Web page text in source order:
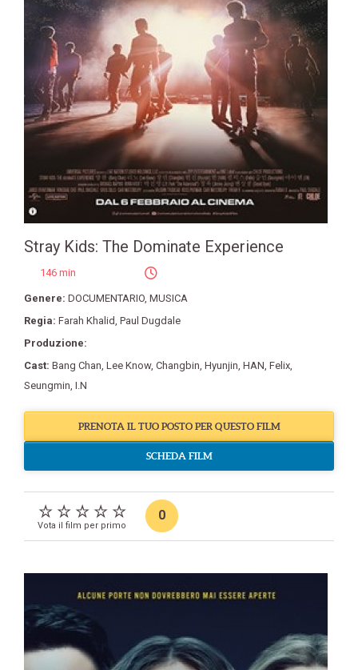
Stray Kids: The Dominate Experience
146 min
Genere: DOCUMENTARIO, MUSICA
Regia: Farah Khalid, Paul Dugdale
Produzione:
Cast: Bang Chan, Lee Know, Changbin, Hyunjin, HAN, Felix,
Seungmin, I.N
PRENOTA IL TUO POSTO PER QUESTO FILM
SCHEDA FILM
Vota il film per primo
0